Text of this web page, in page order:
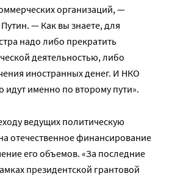
организаций, —
— Как вы знаете, для
надо либо прекратить
деятельностью, либо
иностранных денег. И НКО
идут именно по второму пути».
ведущих политическую
отечественное финансирование
его объемов. «За последние
президентской грантовой